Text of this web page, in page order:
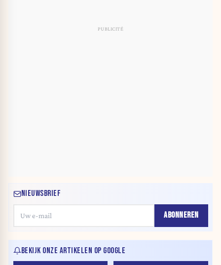
NIEUWSBRIEF
ABONNEREN
BEKIJK ONZE ARTIKELEN OP GOOGLE